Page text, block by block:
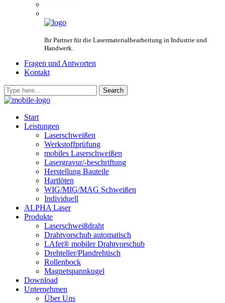
Ihr Partner für die Lasermaterialbearbeitung in Industrie und
Handwerk.
Fragen und Antworten
Kontakt
Start
Leistungen
Laserschweißen
Werkstoffprüfung
mobiles Laserschweißen
Lasergravur/-beschriftung
Herstellung Bauteile
Hartlöten
WIG/MIG/MAG Schweißen
Individuell
ALPHA Laser
Produkte
Laserschweißdraht
Drahtvorschub automatisch
LAfet® mobiler Drahtvorschub
Drehteller/Plandrehtisch
Rollenbock
Magnetspannkugel
Download
Unternehmen
Über Uns